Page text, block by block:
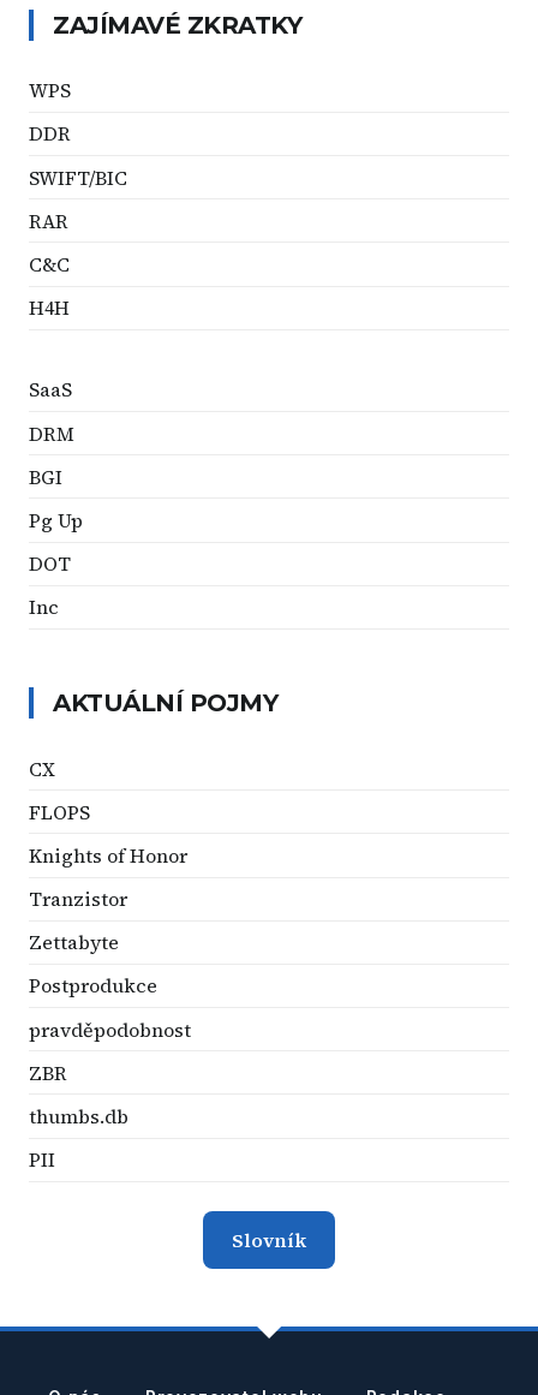
ZAJÍMAVÉ ZKRATKY
WPS
DDR
SWIFT/BIC
RAR
C&C
H4H
SaaS
DRM
BGI
Pg Up
DOT
Inc
AKTUÁLNÍ POJMY
CX
FLOPS
Knights of Honor
Tranzistor
Zettabyte
Postprodukce
pravděpodobnost
ZBR
thumbs.db
PII
Slovník